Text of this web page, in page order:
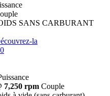
SANS CARBURANT
la
7,250 rpm Couple